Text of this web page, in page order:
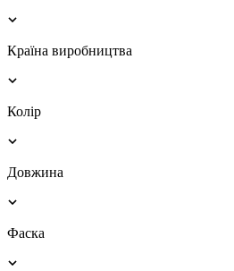
Країна виробництва
Колір
Довжина
Фаска